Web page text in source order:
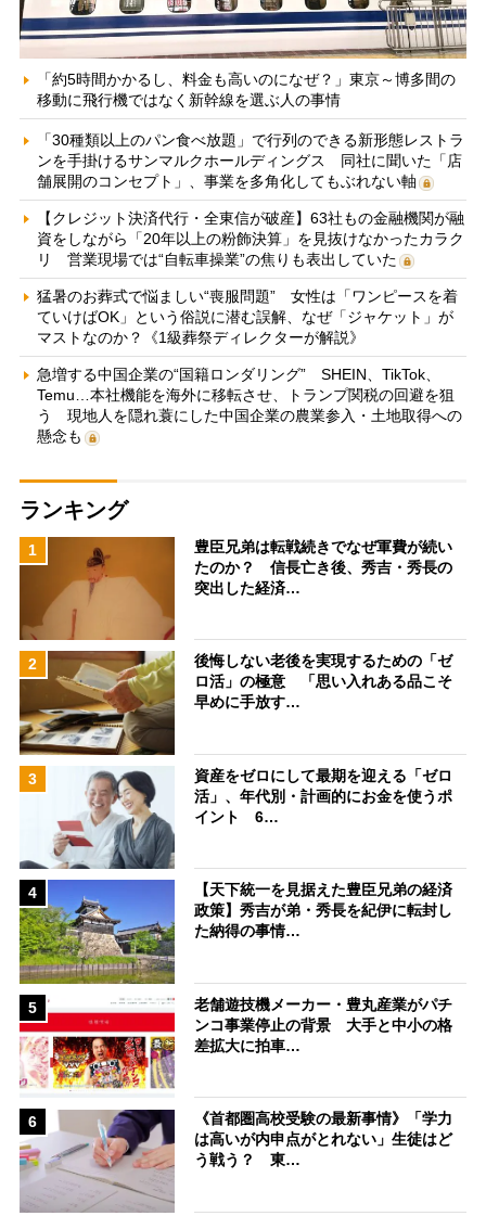
「約5時間かかるし、料金も高いのになぜ？」東京～博多間の
移動に飛行機ではなく新幹線を選ぶ人の事情
「30種類以上のパン食べ放題」で行列のできる新形態レストラ
ンを手掛けるサンマルクホールディングス 同社に聞いた「店
舗展開のコンセプト」、事業を多角化してもぶれない軸
【クレジット決済代行・全東信が破産】63社もの金融機関が融
資をしながら「20年以上の粉飾決算」を見抜けなかったカラク
リ 営業現場では“自転車操業”の焦りも表出していた
猛暑のお葬式で悩ましい“喪服問題” 女性は「ワンピースを着
ていけばOK」という俗説に潜む誤解、なぜ「ジャケット」が
マストなのか？《1級葬祭ディレクターが解説》
急増する中国企業の“国籍ロンダリング” SHEIN、TikTok、
Temu…本社機能を海外に移転させ、トランプ関税の回避を狙
う 現地人を隠れ蓑にした中国企業の農業参入・土地取得への
懸念も
ランキング
1
豊臣兄弟は転戦続きでなぜ軍費が続い
たのか？ 信長亡き後、秀吉・秀長の
突出した経済…
2
後悔しない老後を実現するための「ゼ
ロ活」の極意 「思い入れある品こそ
早めに手放す…
3
資産をゼロにして最期を迎える「ゼロ
活」、年代別・計画的にお金を使うポ
イント 6…
4
【天下統一を見据えた豊臣兄弟の経済
政策】秀吉が弟・秀長を紀伊に転封し
た納得の事情…
5
老舗遊技機メーカー・豊丸産業がパチ
ンコ事業停止の背景 大手と中小の格
差拡大に拍車…
6
《首都圏高校受験の最新事情》「学力
は高いが内申点がとれない」生徒はど
う戦う？ 東…